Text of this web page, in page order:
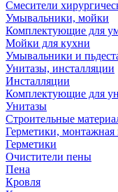
Смесители
Умывальники, мойки
Комплектующие для
Мойки для кухни
Умывальники и
Унитазы, инсталляции
Инсталляции
Комплектующие для
Унитазы
Строительные
Герметики, монтажная
Герметики
Очистители пены
Пена
Кровля